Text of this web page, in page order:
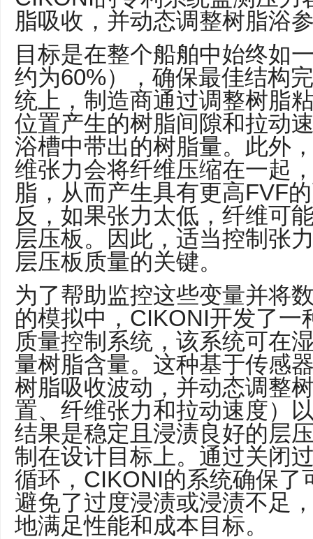
脂吸收，并动态调整树脂浴
目标是在整个船舶中始终如
约为60%），确保最佳结构
统上，制造商通过调整树脂
位置产生的树脂间隙和拉动
浴槽中带出的树脂量。此外
维张力会将纤维压缩在一起
脂，从而产生具有更高FVF
反，如果张力太低，纤维可
层压板。因此，适当控制张
层压板质量的关键。
为了帮助监控这些变量并将
的模拟中，CIKONI开发了一
质量控制系统，该系统可在
量树脂含量。这种基于传感
树脂吸收波动，并动态调整
置、纤维张力和拉动速度）
结果是稳定且浸渍良好的层
制在设计目标上。通过关闭
循环，CIKONI的系统确保了
避免了过度浸渍或浸渍不足
地满足性能和成本目标。